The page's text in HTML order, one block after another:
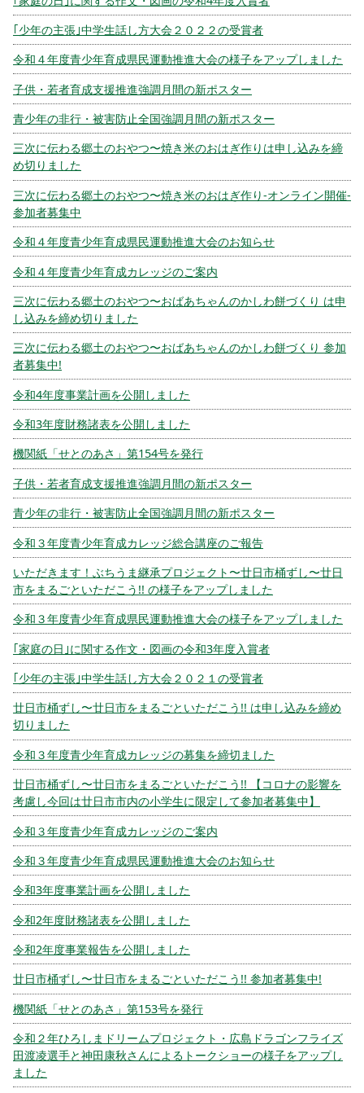
｢少年の主張｣中学生話し方大会２０２２の受賞者
令和４年度青少年育成県民運動推進大会の様子をアップしました
子供・若者育成支援推進強調月間の新ポスター
青少年の非行・被害防止全国強調月間の新ポスター
三次に伝わる郷土のおやつ〜焼き米のおはぎ作りは申し込みを締
め切りました
三次に伝わる郷土のおやつ〜焼き米のおはぎ作り-オンライン開催-
参加者募集中
令和４年度青少年育成県民運動推進大会のお知らせ
令和４年度青少年育成カレッジのご案内
三次に伝わる郷土のおやつ〜おばあちゃんのかしわ餅づくり は申
し込みを締め切りました
三次に伝わる郷土のおやつ〜おばあちゃんのかしわ餅づくり 参加
者募集中!
令和4年度事業計画を公開しました
令和3年度財務諸表を公開しました
機関紙「せとのあさ」第154号を発行
子供・若者育成支援推進強調月間の新ポスター
青少年の非行・被害防止全国強調月間の新ポスター
令和３年度青少年育成カレッジ総合講座のご報告
いただきます！ぶちうま継承プロジェクト〜廿日市桶ずし〜廿日
市をまるごといただこう!! の様子をアップしました
令和３年度青少年育成県民運動推進大会の様子をアップしました
｢家庭の日｣に関する作文・図画の令和3年度入賞者
｢少年の主張｣中学生話し方大会２０２１の受賞者
廿日市桶ずし〜廿日市をまるごといただこう!! は申し込みを締め
切りました
令和３年度青少年育成カレッジの募集を締切ました
廿日市桶ずし〜廿日市をまるごといただこう!! 【コロナの影響を
考慮し今回は廿日市市内の小学生に限定して参加者募集中】
令和３年度青少年育成カレッジのご案内
令和３年度青少年育成県民運動推進大会のお知らせ
令和3年度事業計画を公開しました
令和2年度財務諸表を公開しました
令和2年度事業報告を公開しました
廿日市桶ずし〜廿日市をまるごといただこう!! 参加者募集中!
機関紙「せとのあさ」第153号を発行
令和２年ひろしまドリームプロジェクト・広島ドラゴンフライズ
田渡凌選手と神田康秋さんによるトークショーの様子をアップし
ました